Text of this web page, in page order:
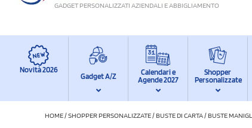
GADGET PERSONALIZZATI AZIENDALI E ABBIGLIAMENTO
Novità 2026
Gadget A/Z
Calendari e
Agende 2027
Shopper
Personalizzate
HOME/SHOPPER PERSONALIZZATE/BUSTE DI CARTA/BUSTE